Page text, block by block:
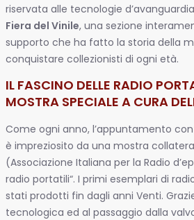
riservata alle tecnologie
Fiera del Vinile, una sezione
supporto che ha fatto la storia della
conquistare collezionisti di ogni età.
IL FASCINO DELLE RADIO
MOSTRA SPECIALE A CURA
Come ogni anno, l’appuntamento con
è impreziosito da una mostra
(Associazione Italiana per la Radio
radio portatili“. I primi esemplari di
stati prodotti fin dagli anni Venti.
tecnologica ed al passaggio dalla